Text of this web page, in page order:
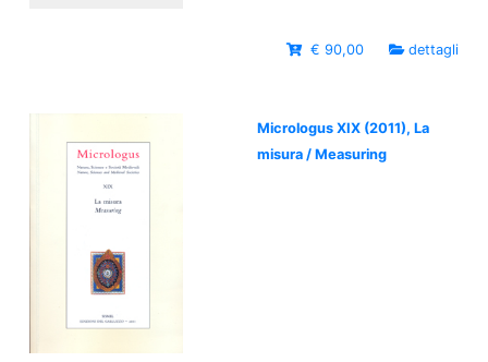
€ 90,00 dettagli
Micrologus XIX (2011), La
misura / Measuring